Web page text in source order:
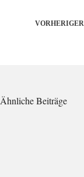
VORHERIGER
Ähnliche Beiträge